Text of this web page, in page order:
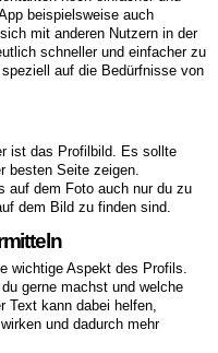
beispielsweise auch
mit anderen Nutzern in der
schneller und einfacher zu
auf die Bedürfnisse von
ist das Profilbild. Es sollte
besten Seite zeigen.
auf dem Foto auch nur du zu
dem Bild zu finden sind.
wichtige Aspekt des Profils.
gerne machst und welche
Text kann dabei helfen,
und dadurch mehr